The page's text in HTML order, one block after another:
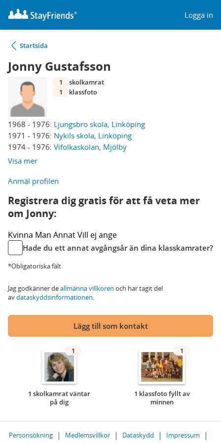
Logga in
Startsida
Jonny Gustafsson
1968 - 1976: Ljungsbro skola, Linköping
1971 - 1976: Nykils skola, Linköping
1974 - 1976: Vifolkaskolan, Mjölby
Visa mer
1
skolkamrat
1
klassfoto
Anmäl profilen
Registrera dig gratis för att få veta mer
om Jonny:
Kvinna Man AnnatVill ej ange
Hade du ett annat avgångsår än dina klasskamrater?
*Obligatoriska fält
Jag godkänner deallmänna villkoren och har tagit del
avdataskyddsinformationen.
Lägg till som kontakt
1
1 skolkamrat väntar
på dig
1
1 klassfoto fyllt av
minnen
Personsökning Medlemsvillkor Dataskydd
Impressum